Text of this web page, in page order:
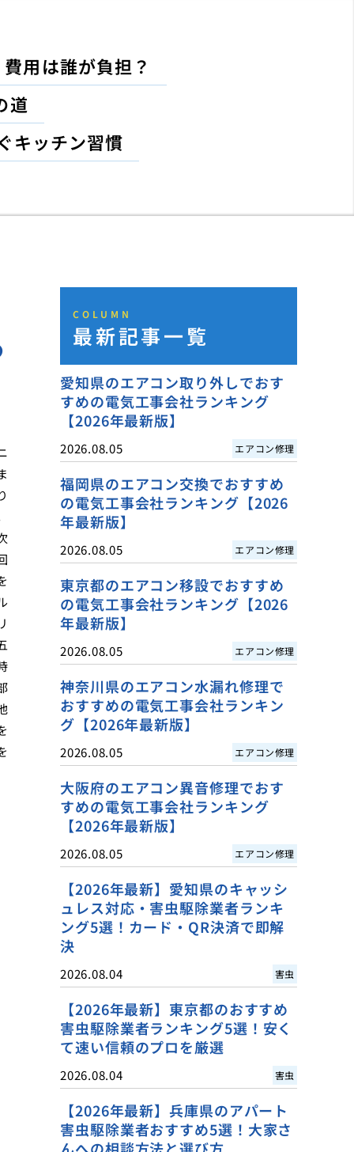
用は誰が負担？
道
キッチン習慣
COLUMN
最新記事一覧
愛知県のエアコン取り外しでおす
すめの電気工事会社ランキング
【2026年最新版】
2026.08.05 エアコン修理
福岡県のエアコン交換でおすすめ
の電気工事会社ランキング【2026
年最新版】
2026.08.05 エアコン修理
東京都のエアコン移設でおすすめ
の電気工事会社ランキング【2026
年最新版】
2026.08.05 エアコン修理
神奈川県のエアコン水漏れ修理で
おすすめの電気工事会社ランキン
グ【2026年最新版】
2026.08.05 エアコン修理
大阪府のエアコン異音修理でおす
すめの電気工事会社ランキング
【2026年最新版】
2026.08.05 エアコン修理
【2026年最新】愛知県のキャッシ
ュレス対応・害虫駆除業者ランキ
ング5選！カード・QR決済で即解
決
2026.08.04 害虫
【2026年最新】東京都のおすすめ
害虫駆除業者ランキング5選！安く
て速い信頼のプロを厳選
2026.08.04 害虫
【2026年最新】兵庫県のアパート
害虫駆除業者おすすめ5選！大家さ